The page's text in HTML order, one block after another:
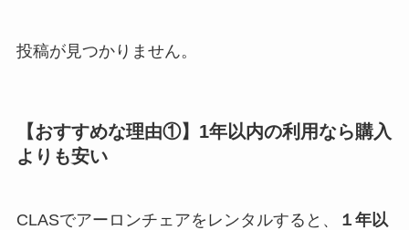
投稿が見つかりません。
【おすすめな理由①】1年以内の利用なら購入
よりも安い
CLASでアーロンチェアをレンタルすると、
１年以